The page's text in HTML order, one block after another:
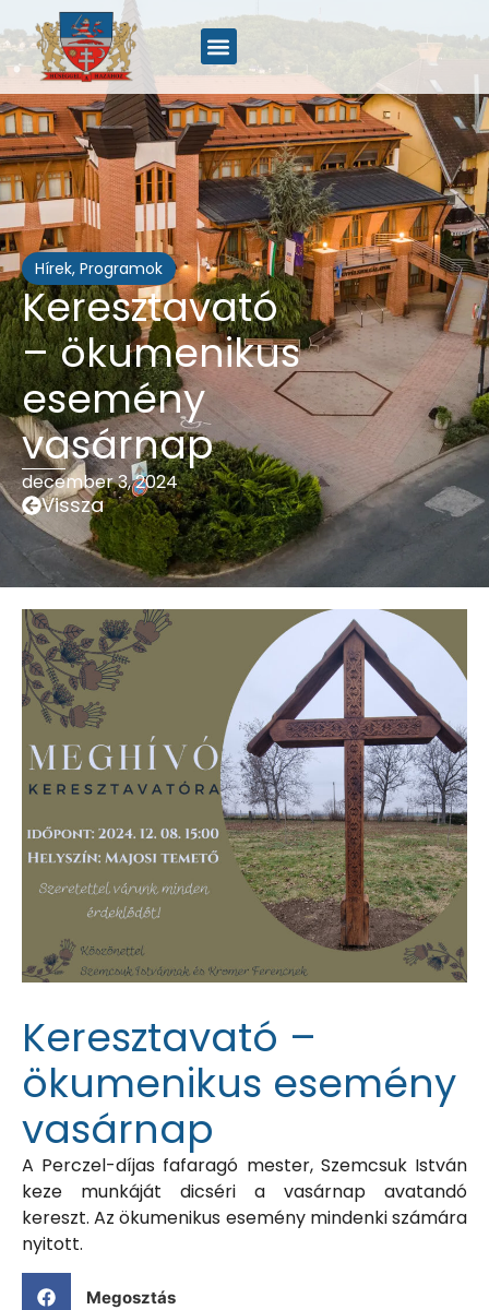
Hírek, Programok
Keresztavató
– ökumenikus
esemény
vasárnap
december 3, 2024
Vissza
Keresztavató –
ökumenikus esemény
vasárnap
A Perczel-díjas fafaragó mester, Szemcsuk István
keze munkáját dicséri a vasárnap avatandó
kereszt. Az ökumenikus esemény mindenki számára
nyitott.
Megosztás